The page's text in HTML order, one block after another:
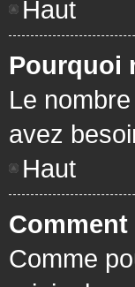
Haut
Pourquoi
Le
avez
Haut
Comme